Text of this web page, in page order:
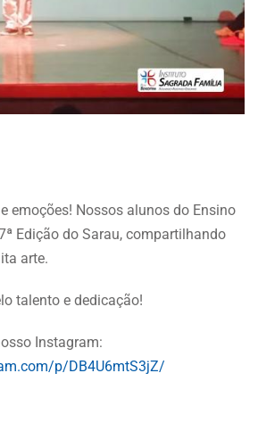
emoções! Nossos alunos do Ensino
Edição do Sarau, compartilhando
arte.
talento e dedicação!
Instagram:
p/DB4U6mtS3jZ/